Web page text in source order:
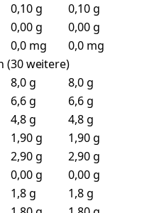
0,10 g
0,10 g
0,00 g
0,00 g
0,0 mg
0,0 mg
(30 weitere)
8,0 g
8,0 g
6,6 g
6,6 g
4,8 g
4,8 g
1,90 g
1,90 g
2,90 g
2,90 g
0,00 g
0,00 g
1,8 g
1,8 g